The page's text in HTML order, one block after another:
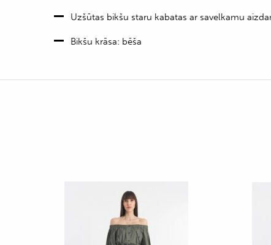
Uzšūtas bikšu staru kabatas ar savelkamu
Bikšu krāsa: bēša